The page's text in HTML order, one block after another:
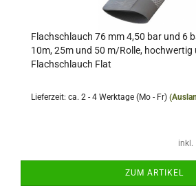
Flachschlauch 76 mm 4,50 bar und 6
10m, 25m und 50 m/Rolle, hochwertig
Flachschlauch Flat
Lieferzeit: ca. 2 - 4 Werktage (Mo - Fr)
inkl.
ZUM ARTIKEL